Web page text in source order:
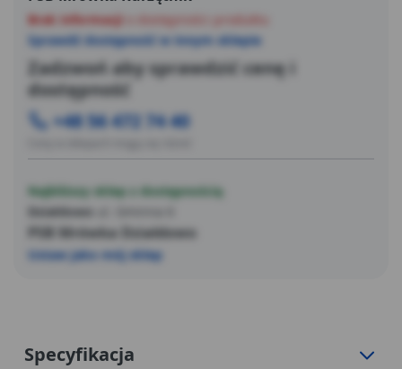
Brak informacji
Sprawdź dostępność w innym sklepie
Zadzwoń aby sprawdzić cenę i
dostępność
+48 56 472 74 40
Najbliższy sklep z dostępnością
Działdowo
PSB Mrówka Działdowo
Ustaw jako mój sklep
Specyfikacja